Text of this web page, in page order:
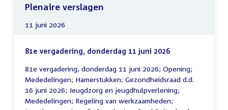
Plenaire verslagen
11 juni 2026
81e vergadering, donderdag 11 juni 2026
81e vergadering, donderdag 11 juni 2026; Opening;
Mededelingen; Hamerstukken; Gezondheidsraad d.d.
16 juni 2026; Jeugdzorg en jeugdhulpverlening;
Mededelingen; Regeling van werkzaamheden;